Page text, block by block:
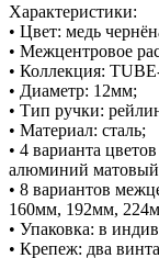
Характеристики:
• Цвет: медь
• Межцентровое
• Коллекция:
• Диаметр: 12мм;
• Тип ручки:
• Материал: сталь;
• 4 варианта
алюминий
• 8 вариантов
160мм, 192мм,
• Упаковка: в
• Крепеж: два